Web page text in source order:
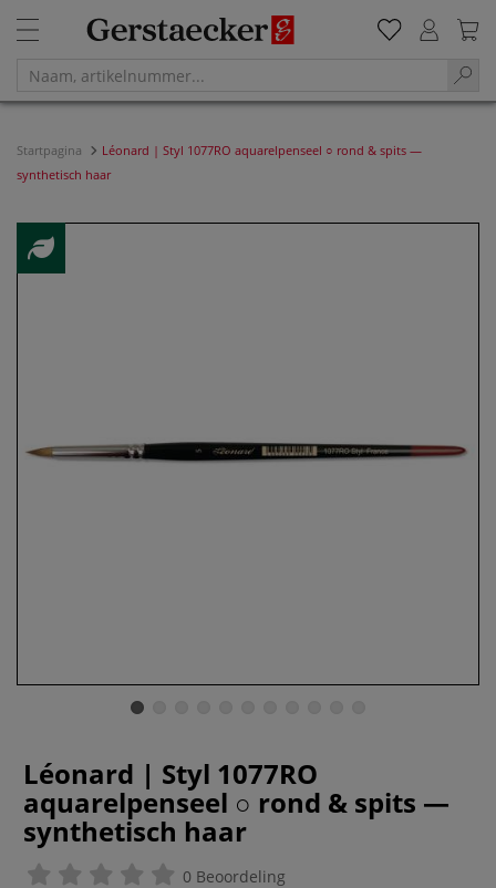
Startpagina
Léonard | Styl 1077RO aquarelpenseel ○ rond & spits —
synthetisch haar
Léonard | Styl 1077RO
aquarelpenseel ○ rond & spits —
synthetisch haar
0 Beoordeling